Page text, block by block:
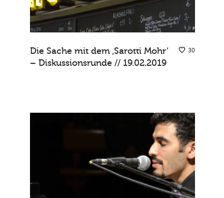
30
Die Sache mit dem ‚Sarotti Mohr‘
– Diskussionsrunde // 19.02.2019